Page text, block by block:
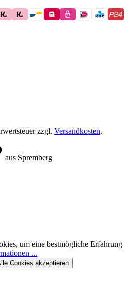
zzgl. Versandkosten.
aus Spremberg
um eine bestmögliche Erfahrung
...
Cookies akzeptieren